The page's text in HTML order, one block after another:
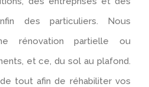
des particuliers. Nous
rénovation partielle ou
et ce, du sol au plafond.
tout afin de réhabiliter vos